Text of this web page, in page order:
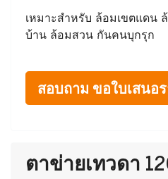
เหมาะสำหรับ ล้อมเขตแดน
บ้าน ล้อมสวน กันคนบุกรุก
สอบถาม ขอใบเสนอ
ตาข่ายเทวดา